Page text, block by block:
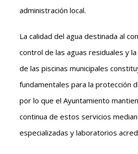
administración local.
La calidad del agua destinada al
control de las aguas residuales y
de las piscinas municipales
fundamentales para la protección
por lo que el Ayuntamiento
continua de estos servicios
especializadas y laboratorios